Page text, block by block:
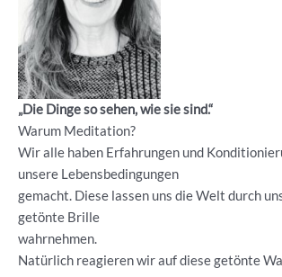
„Die Dinge so sehen, wie sie sind.“
Warum Meditation?
Wir alle haben Erfahrungen und
unsere Lebensbedingungen
gemacht. Diese lassen uns die Welt durch
getönte Brille
wahrnehmen.
Natürlich reagieren wir auf diese getönte